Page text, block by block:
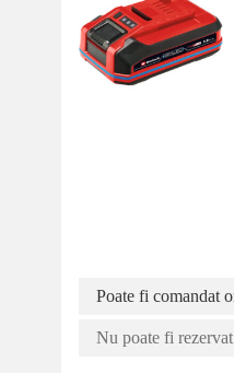
Poate fi comandat
Nu poate fi rezervat